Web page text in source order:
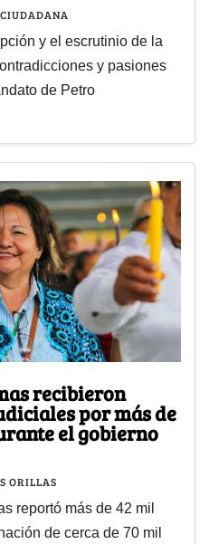
y el escrutinio de la
y pasiones
de Petro
recibieron
por más de
el gobierno
ORILLAS
reportó más de 42 mil
de cerca de 70 mil